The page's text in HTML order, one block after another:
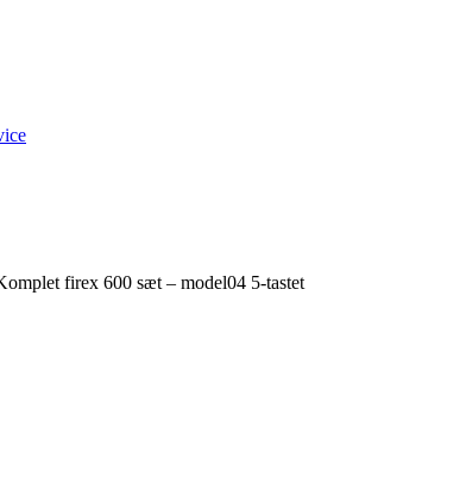
firex 600 sæt – model04 5-tastet